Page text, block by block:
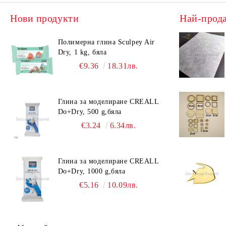
Нови продукти
Полимерна глина Sculpey Air
Dry, 1 kg, бяла
€9.36 18.31лв.
Глина за моделиране CREALL
Do+Dry, 500 g,бяла
€3.24 6.34лв.
Глина за моделиране CREALL
Do+Dry, 1000 g,бяла
€5.16 10.09лв.
Най-